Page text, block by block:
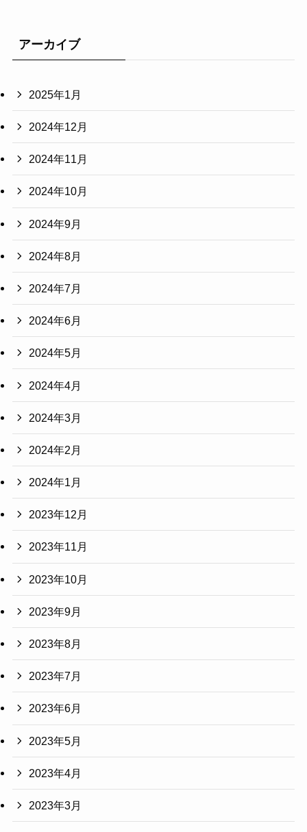
アーカイブ
2025年1月
2024年12月
2024年11月
2024年10月
2024年9月
2024年8月
2024年7月
2024年6月
2024年5月
2024年4月
2024年3月
2024年2月
2024年1月
2023年12月
2023年11月
2023年10月
2023年9月
2023年8月
2023年7月
2023年6月
2023年5月
2023年4月
2023年3月